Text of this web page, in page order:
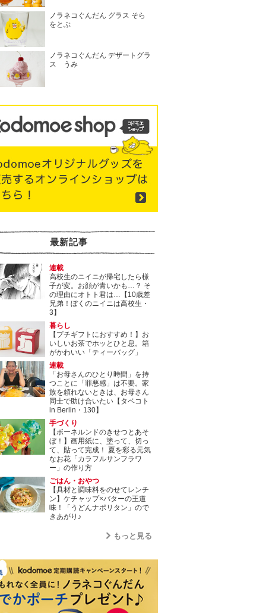
ノラネコぐんだん グラス そら
をとぶ
ノラネコぐんだん デザートグラ
ス うみ
最新記事
連載
高校生のニイニが帰宅したら様
子が変。お顔が青いかも…？ そ
の理由にオトト君は…【10歳差
兄弟！ぼくのニイニは高校生・
3】
暮らし
【プチギフトにおすすめ！】お
いしいお茶でホッとひと息。箱
がかわいい「ティーバッグ」
連載
「お母さんのひとり時間」を持
つことに「罪悪感」は不要。家
族を頼れないときは、お母さん
同士で助け合いたい【タベコト
in Berlin・130】
手づくり
【ボーネルンドのきせつとあそ
ぼ！】画用紙に、塗って、切っ
て、貼って完成！ 夏を彩る元気
なお花「カラフルサンフラワ
ー」の作り方
ごはん・おやつ
【具材と調味料をのせてレンチ
ン】ケチャップ×バターの王道
味！「うどんナポリタン」ので
きあがり♪
もっと見る